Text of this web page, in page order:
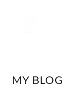
MY BLOG